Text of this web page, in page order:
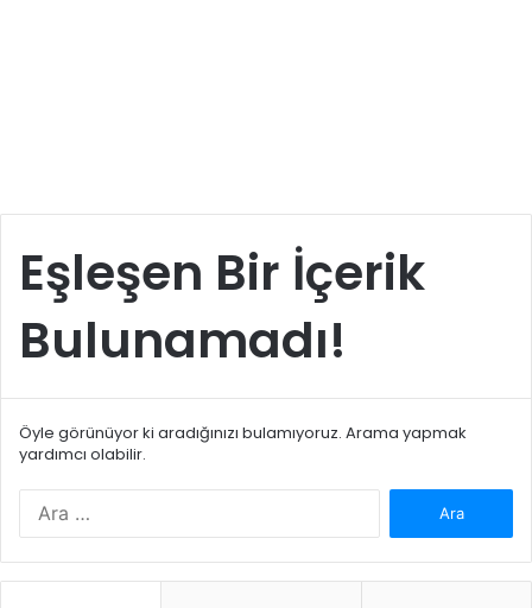
Eşleşen Bir İçerik
Bulunamadı!
Öyle görünüyor ki aradığınızı bulamıyoruz. Arama yapmak
yardımcı olabilir.